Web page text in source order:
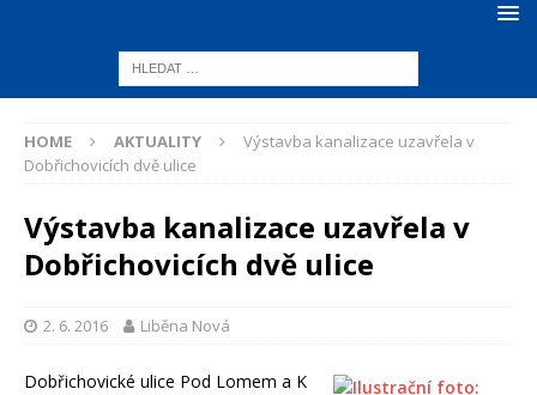
HOME AKTUALITY
Výstavba kanalizace uzavřela v
Dobřichovicích dvě ulice
Výstavba kanalizace uzavřela v
Dobřichovicích dvě ulice
2. 6. 2016 Liběna Nová
Dobřichovické ulice Pod Lomem a K